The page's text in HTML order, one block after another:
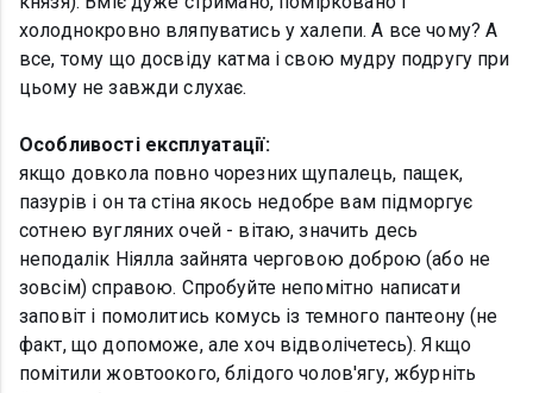
холоднокровно вляпуватись у халепи. А все чому? А
все, тому що досвіду катма і свою мудру подругу при
цьому не завжди слухає.
Особливості експлуатації:
якщо довкола повно чорезних щупалець, пащек,
пазурів і он та стіна якось недобре вам підморгує
сотнею вугляних очей - вітаю, значить десь
неподалік Ніялла зайнята черговою доброю (або не
зовсім) справою. Спробуйте непомітно написати
заповіт і помолитись комусь із темного пантеону (не
факт, що допоможе, але хоч відволічетесь). Якщо
помітили жовтоокого, блідого чолов'ягу, жбурніть